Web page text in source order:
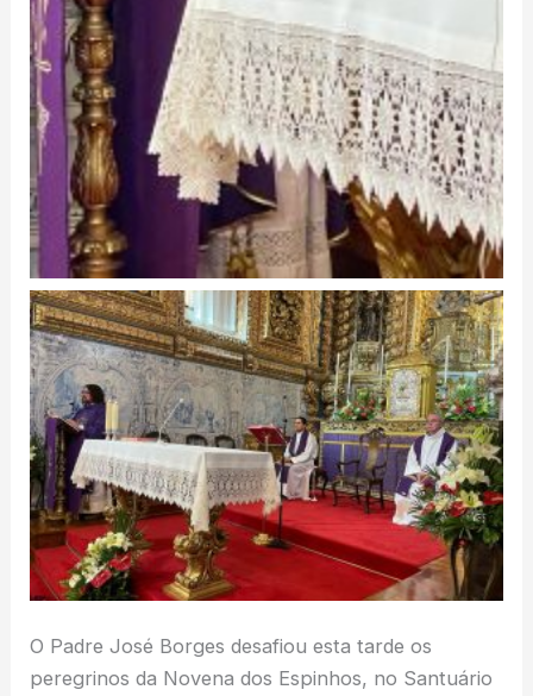
O Padre José Borges desafiou esta tarde os
peregrinos da Novena dos Espinhos, no Santuário